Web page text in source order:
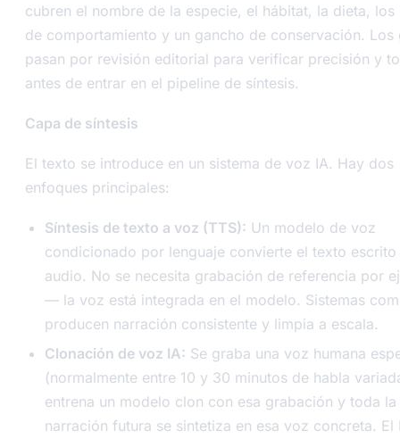
cubren el nombre de la especie, el hábitat, la dieta, los
de comportamiento y un gancho de conservación. Los
pasan por revisión editorial para verificar precisión y
antes de entrar en el pipeline de síntesis.
Capa de síntesis
El texto se introduce en un sistema de voz IA. Hay dos
enfoques principales:
Síntesis de texto a voz (TTS): Un modelo de voz
condicionado por lenguaje convierte el texto escrito
audio. No se necesita grabación de referencia por
— la voz está integrada en el modelo. Sistemas
producen narración consistente y limpia a escala.
Clonación de voz IA: Se graba una voz humana
(normalmente entre 10 y 30 minutos de habla
entrena un modelo clon con esa grabación y toda la
narración futura se sintetiza en esa voz concreta. El